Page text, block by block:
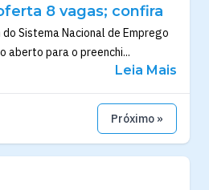
8 vagas; confira
Sistema Nacional de Emprego
aberto para o preenchi...
Leia Mais
Próximo »